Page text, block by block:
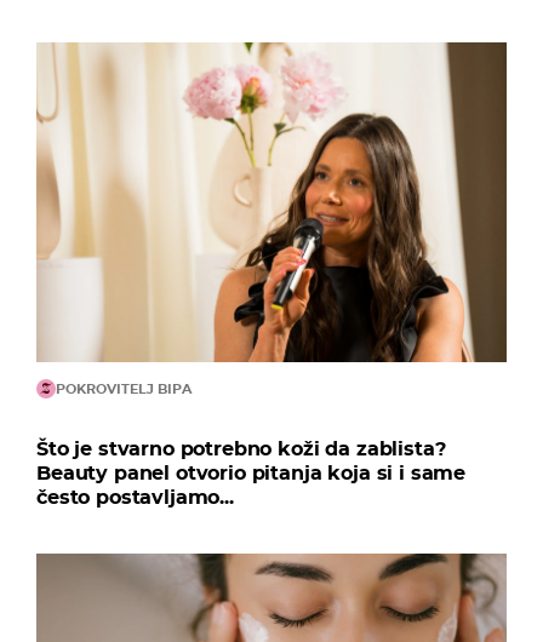
POKROVITELJ BIPA
Što je stvarno potrebno koži da zablista?
Beauty panel otvorio pitanja koja si i same
često postavljamo...